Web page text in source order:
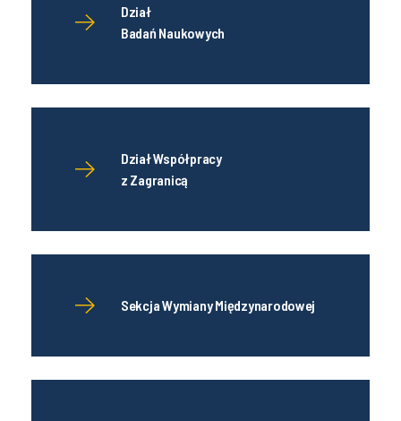
Dział
Badań Naukowych
Dział Współpracy
z Zagranicą
Sekcja Wymiany Międzynarodowej